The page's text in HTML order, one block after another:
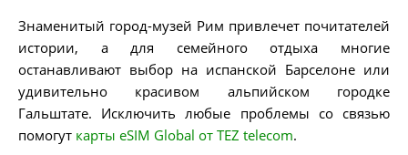
Знаменитый город-музей Рим привлечет почитателей
истории, а для семейного отдыха многие
останавливают выбор на испанской Барселоне или
удивительно красивом альпийском городке
Гальштате. Исключить любые проблемы со связью
помогут карты eSIM Global от TEZ telecom.